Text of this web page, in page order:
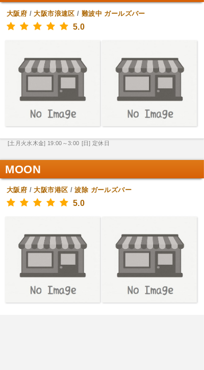
大阪府 /大阪市浪速区 / 難波中 ガールズバー
5.0
[土月火水木金] 19:00～3:00 [日] 定休日
MOON
大阪府 /大阪市港区 /波除 ガールズバー
5.0